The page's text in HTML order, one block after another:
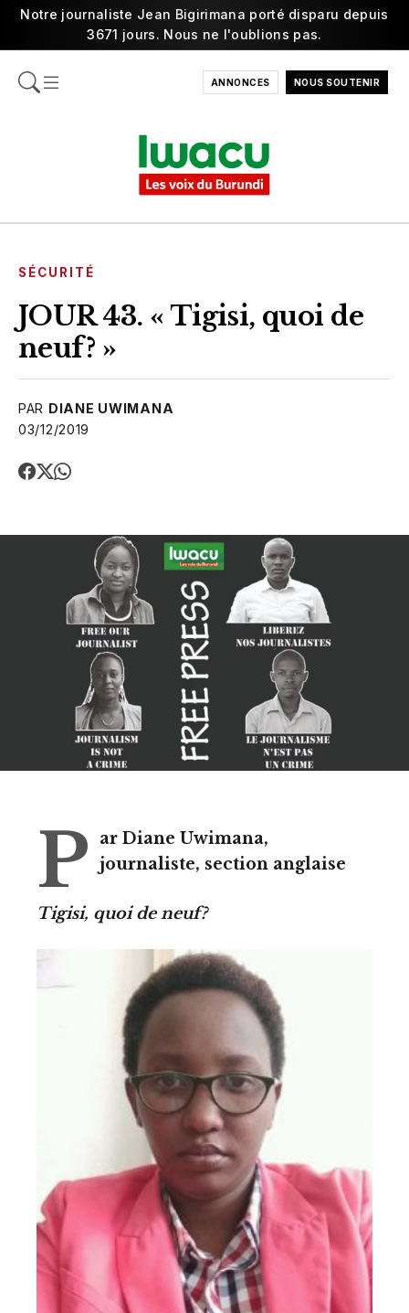
Notre journaliste Jean Bigirimana porté disparu depuis
3671 jours. Nous ne l'oublions pas.
ANNONCES NOUS SOUTENIR
SÉCURITÉ
JOUR 43. « Tigisi, quoi de
neuf? »
PAR DIANE UWIMANA
03/12/2019
P
ar Diane Uwimana,
journaliste, section anglaise
Tigisi, quoi de neuf?